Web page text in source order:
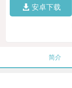
安卓下载
简介